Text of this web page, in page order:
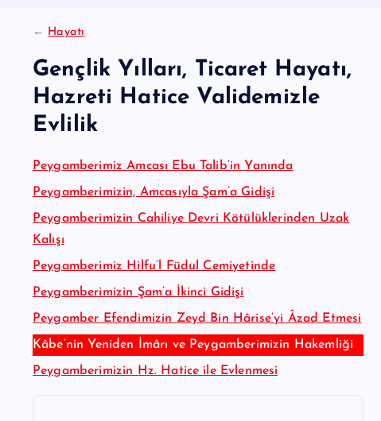
← Hayatı
Gençlik Yılları, Ticaret Hayatı,
Hazreti Hatice Validemizle
Evlilik
Peygamberimiz Amcası Ebu Talib’in Yanında
Peygamberimizin, Amcasıyla Şam’a Gidişi
Peygamberimizin Cahiliye Devri Kötülüklerinden Uzak
Kalışı
Peygamberimiz Hilfu’l Füdul Cemiyetinde
Peygamberimizin Şam’a İkinci Gidişi
Peygamber Efendimizin Zeyd Bin Hârise’yi Âzad Etmesi
Kâbe’nin Yeniden İmârı ve Peygamberimizin Hakemliği
Peygamberimizin Hz. Hatice ile Evlenmesi